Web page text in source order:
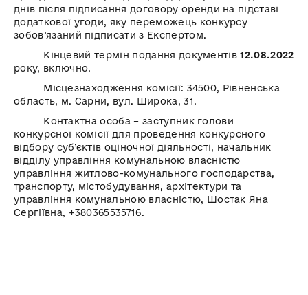
днів після підписання договору оренди на підставі
додаткової угоди, яку переможець конкурсу
зобов’язаний підписати з Експертом.
Кінцевий термін подання документів12.08.2022
року, включно.
Місцезнаходження комісії: 34500, Рівненська
область, м. Сарни, вул. Широка, 31.
Контактна особа – заступник голови
конкурсної комісії для проведення конкурсного
відбору суб’єктів оціночної діяльності, начальник
відділу управління комунальною власністю
управління житлово-комунального господарства,
транспорту, містобудування, архітектури та
управління комунальною власністю, Шостак Яна
Сергіївна, +380365535716.